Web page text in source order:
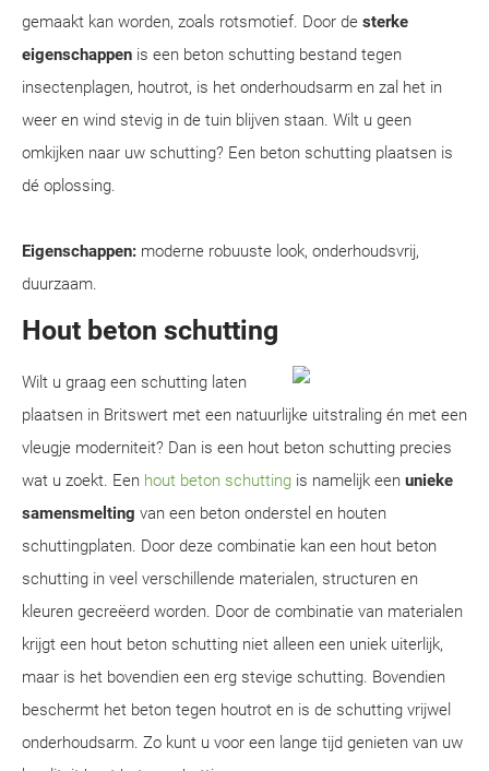
gemaakt kan worden, zoals rotsmotief. Door de sterke
eigenschappen is een beton schutting bestand tegen
insectenplagen, houtrot, is het onderhoudsarm en zal het in
weer en wind stevig in de tuin blijven staan. Wilt u geen
omkijken naar uw schutting? Een beton schutting plaatsen is
dé oplossing.
Eigenschappen: moderne robuuste look, onderhoudsvrij,
duurzaam.
Hout beton schutting
Wilt u graag een schutting laten
plaatsen in Britswert met een natuurlijke uitstraling én met een
vleugje moderniteit? Dan is een hout beton schutting precies
wat u zoekt. Een hout beton schutting is namelijk een unieke
samensmelting van een beton onderstel en houten
schuttingplaten. Door deze combinatie kan een hout beton
schutting in veel verschillende materialen, structuren en
kleuren gecreëerd worden. Door de combinatie van materialen
krijgt een hout beton schutting niet alleen een uniek uiterlijk,
maar is het bovendien een erg stevige schutting. Bovendien
beschermt het beton tegen houtrot en is de schutting vrijwel
onderhoudsarm. Zo kunt u voor een lange tijd genieten van uw